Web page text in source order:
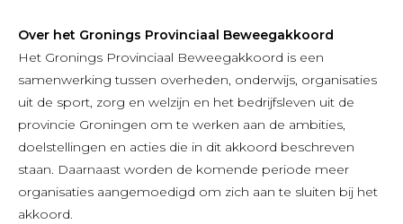
Over het Gronings Provinciaal Beweegakkoord
Het Gronings Provinciaal Beweegakkoord is een
samenwerking tussen overheden, onderwijs, organisaties
uit de sport, zorg en welzijn en het bedrijfsleven uit de
provincie Groningen om te werken aan de ambities,
doelstellingen en acties die in dit akkoord beschreven
staan. Daarnaast worden de komende periode meer
organisaties aangemoedigd om zich aan te sluiten bij het
akkoord.